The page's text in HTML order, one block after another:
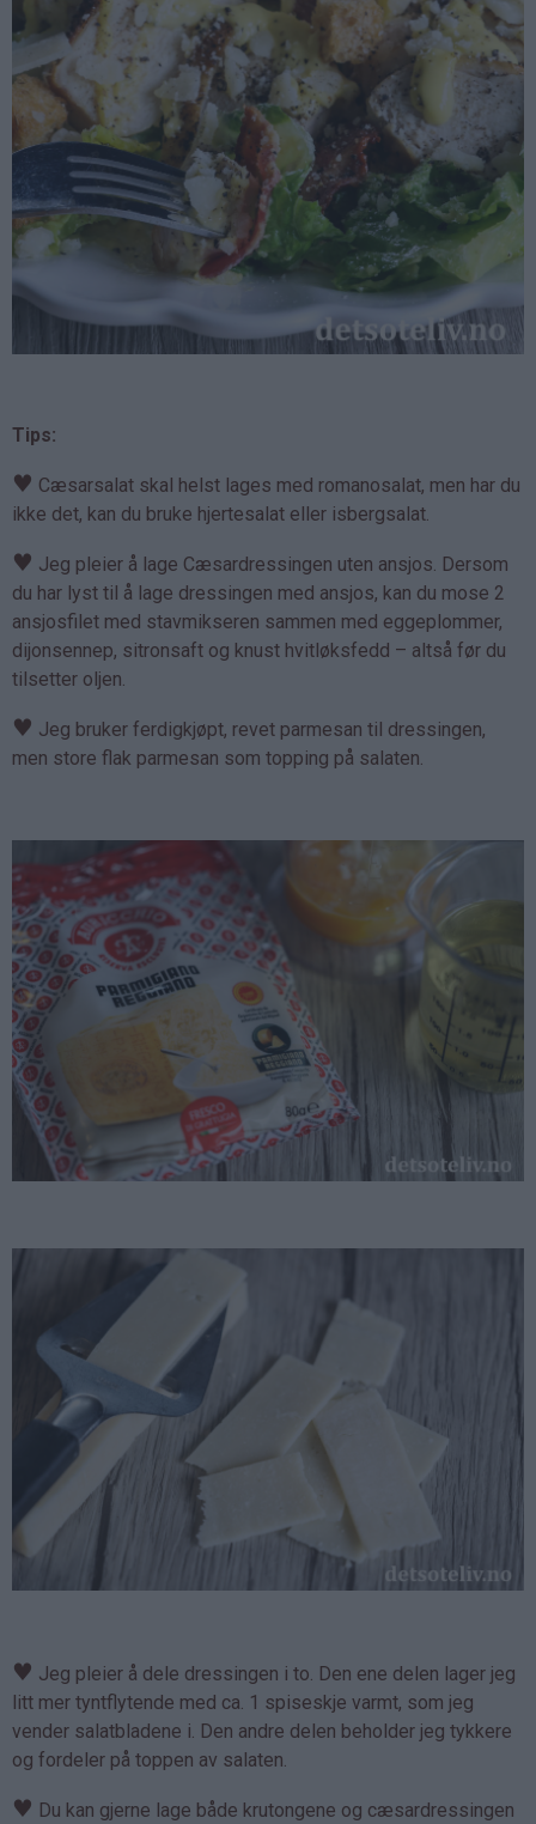
Tips:
♥ Cæsarsalat skal helst lages med romanosalat, men har du
ikke det, kan du bruke hjertesalat eller isbergsalat.
♥ Jeg pleier å lage Cæsardressingen uten ansjos. Dersom
du har lyst til å lage dressingen med ansjos, kan du mose 2
ansjosfilet med stavmikseren sammen med eggeplommer,
dijonsennep, sitronsaft og knust hvitløksfedd – altså før du
tilsetter oljen.
♥ Jeg bruker ferdigkjøpt, revet parmesan til dressingen,
men store flak parmesan som topping på salaten.
♥ Jeg pleier å dele dressingen i to. Den ene delen lager jeg
litt mer tyntflytende med ca. 1 spiseskje varmt, som jeg
vender salatbladene i. Den andre delen beholder jeg tykkere
og fordeler på toppen av salaten.
♥ Du kan gjerne lage både krutongene og cæsardressingen